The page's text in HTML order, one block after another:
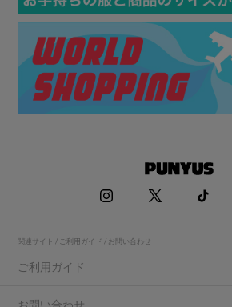
関連サイト / ご利用ガイド / お問い合わせ
ご利用ガイド